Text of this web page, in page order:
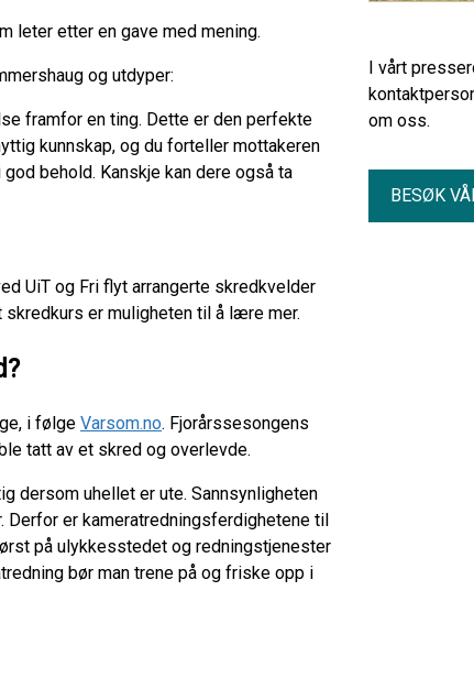
leter etter en gave med mening.
og utdyper:
framfor en ting. Dette er den perfekte
kunnskap, og du forteller mottakeren
behold. Kanskje kan dere også ta
UiT og Fri flyt arrangerte skredkvelder
er muligheten til å lære mer.
i følge Varsom.no. Fjorårssesongens
tatt av et skred og overlevde.
dersom uhellet er ute. Sannsynligheten
Derfor er kameratredningsferdighetene til
på ulykkesstedet og redningstjenester
bør man trene på og friske opp i
I vårt
om oss.
BESØK